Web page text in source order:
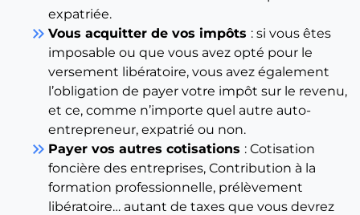
expatriée.
keyboard_double_arrow_right Vous acquitter de vos impôts : si vous êtes
imposable ou que vous avez opté pour le
versement libératoire, vous avez également
l’obligation de payer votre impôt sur le revenu,
et ce, comme n’importe quel autre auto-
entrepreneur, expatrié ou non.
keyboard_double_arrow_right Payer vos autres cotisations : Cotisation
foncière des entreprises, Contribution à la
formation professionnelle, prélèvement
libératoire… autant de taxes que vous devrez